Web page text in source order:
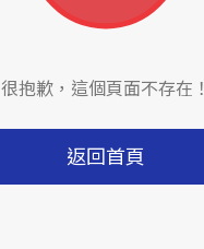
很抱歉，這個頁面不存在！
返回首頁